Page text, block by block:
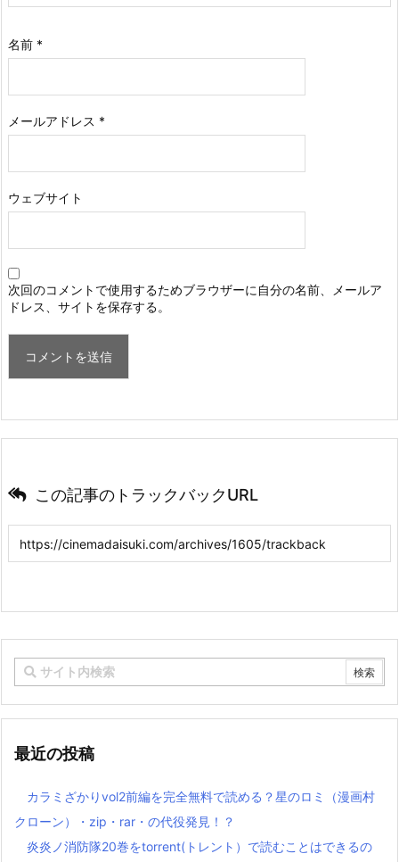
名前 *
メールアドレス *
ウェブサイト
次回のコメントで使用するためブラウザーに自分の名前、メールア
ドレス、サイトを保存する。
この記事のトラックバックURL
最近の投稿
カラミざかりvol2前編を完全無料で読める？星のロミ（漫画村
クローン）・zip・rar・の代役発見！？
炎炎ノ消防隊20巻をtorrent(トレント）で読むことはできるの